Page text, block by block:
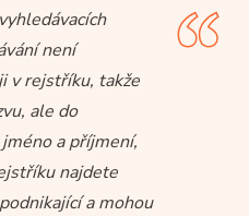
není
v rejstříku, takže
ale do
a příjmení,
najdete
a mohou